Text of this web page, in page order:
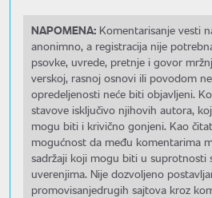
NAPOMENA: Komentarisanje vesti
anonimno, a registracija nije
psovke, uvrede, pretnje i govor
verskoj, rasnoj osnovi ili povodom
opredeljenosti neće biti objavljeni.
stavove isključivo njihovih autora,
mogu biti i krivično gonjeni. Kao
mogućnost da među komentarima
sadržaji koji mogu biti u suprotnosti
uverenjima. Nije dozvoljeno
promovisanjedrugih sajtova kroz